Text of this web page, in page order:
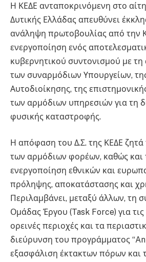
Η ΚΕΔΕ ανταποκρινόμενη στο
Δυτικής Ελλάδας απευθύνει
ανάληψη πρωτοβουλίας από την
ενεργοποίηση ενός
κυβερνητικού συντονισμού με
των συναρμόδιων Υπουργείων,
Αυτοδιοίκησης, της
των αρμόδιων υπηρεσιών για τη
φυσικής καταστροφής.
Η απόφαση του Δ.Σ. της ΚΕΔΕ ζητά
των αρμόδιων φορέων, καθώς και
ενεργοποίηση εθνικών και
πρόληψης, αποκατάστασης και
Περιλαμβάνει, μεταξύ άλλων, τη
Ομάδας Έργου (Task Force) για
ορεινές περιοχές και τα
διεύρυνση του προγράμματος
εξασφάλιση έκτακτων πόρων και